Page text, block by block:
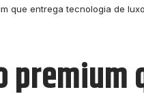
que entrega tecnologia de